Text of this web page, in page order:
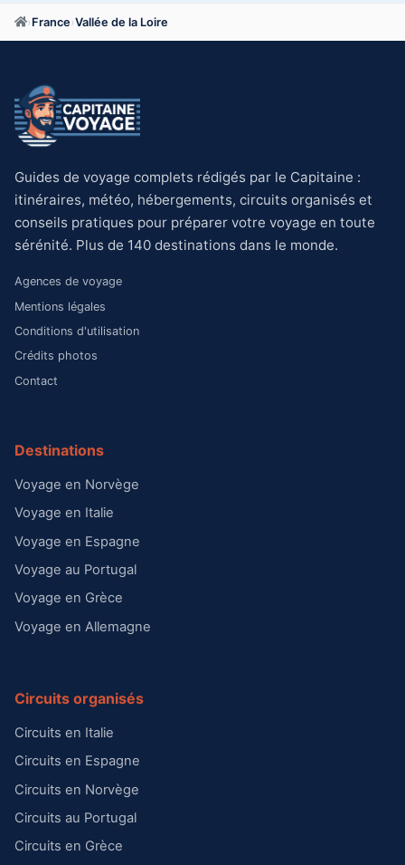
› France›Vallée de la Loire
Guides de voyage complets rédigés par le Capitaine :
itinéraires, météo, hébergements, circuits organisés et
conseils pratiques pour préparer votre voyage en toute
sérénité. Plus de 140 destinations dans le monde.
Agences de voyage
Mentions légales
Conditions d'utilisation
Crédits photos
Contact
Destinations
Voyage en Norvège
Voyage en Italie
Voyage en Espagne
Voyage au Portugal
Voyage en Grèce
Voyage en Allemagne
Circuits organisés
Circuits en Italie
Circuits en Espagne
Circuits en Norvège
Circuits au Portugal
Circuits en Grèce